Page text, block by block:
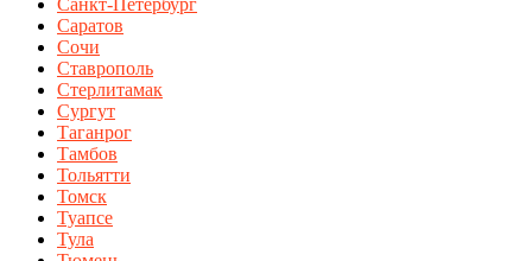
Саратов
Сочи
Ставрополь
Стерлитамак
Сургут
Таганрог
Тамбов
Тольятти
Томск
Туапсе
Тула